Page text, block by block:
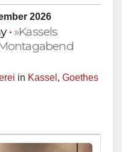
2026
• »Kassels
in Kassel , Goethes